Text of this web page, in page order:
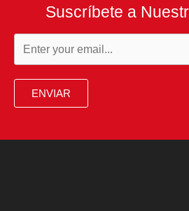
Suscríbete a
ENVIAR